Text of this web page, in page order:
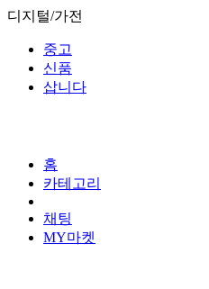
디지털/가전
중고
신품
삽니다
홈
카테고리
채팅
MY마켓